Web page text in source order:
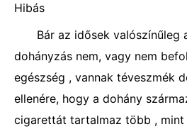
Hibás
Bár az idősek valószínűleg
dohányzás nem, vagy nem
egészség , vannak téveszmék
ellenére, hogy a dohány
cigarettát tartalmaz több , mint